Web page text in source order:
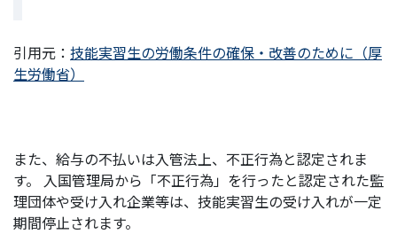
引用元： 技能実習生の労働条件の確保・改善のために（厚
生労働省）
また、給与の不払いは入管法上、不正行為と認定されま
す。 入国管理局から「不正行為」を行ったと認定された監
理団体や受け入れ企業等は、技能実習生の受け入れが一定
期間停止されます。